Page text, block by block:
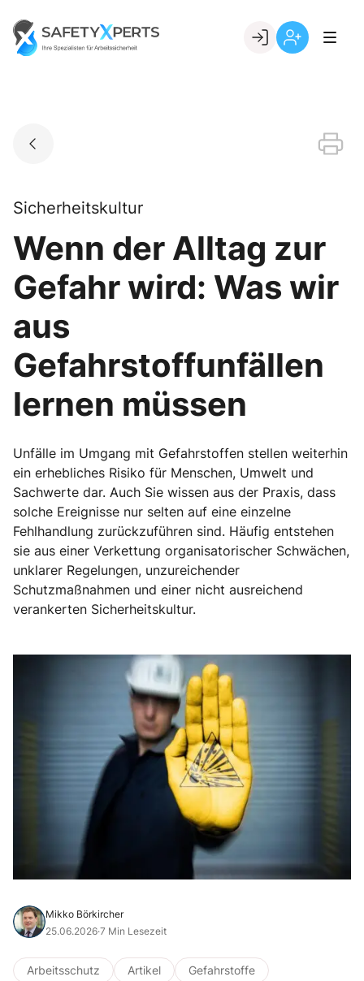
content
Go to landing page.
Sicherheitskultur
Wenn der Alltag zur
Gefahr wird: Was wir
aus
Gefahrstoffunfällen
lernen müssen
Unfälle im Umgang mit Gefahrstoffen stellen weiterhin
ein erhebliches Risiko für Menschen, Umwelt und
Sachwerte dar. Auch Sie wissen aus der Praxis, dass
solche Ereignisse nur selten auf eine einzelne
Fehlhandlung zurückzuführen sind. Häufig entstehen
sie aus einer Verkettung organisatorischer Schwächen,
unklarer Regelungen, unzureichender
Schutzmaßnahmen und einer nicht ausreichend
verankerten Sicherheitskultur.
Mikko Börkircher
25.06.2026·7 Min Lesezeit
Arbeitsschutz Artikel
Gefahrstoffe